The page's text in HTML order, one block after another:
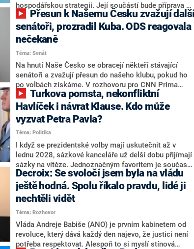
hospodářskou strategii. Její součástí bude příprava na
stárnutí populace, řekl ve středu na setkání s novináři
nový předseda lidovců Jan Grolich. Ten zároveň v
senátních volbách kandiduje ve Vyškově. Popsal i
aktivitu opozice, o níž vládní strany nebo političtí
komentátoři mluví jako o slabé a v defenzivě. „Je to
úmorná práce upozorňovat na chyby vlády. Ministři s
námi navíc nechodí do debat. Chceme ale ukazovat
svoje témata,“ odpověděl Grolich na dotaz CNN Prima
NEWS.
senátoři, prozradil Kuba. ODS reagovala
nečekaně
Téma: Senát
Na hnutí Naše Česko se obracejí někteří stávající
senátoři a zvažují přesun do našeho klubu, pokud ho
po volbách získáme. V rozhovoru pro CNN Prima
NEWS to řekl zakladatel hnutí a jihočeský hejtman
Martin Kuba. Konkrétní nebyl, ale získat by takto mohl
například senátora Zdeňka Hrabu, který je dnes
součástí klubu ODS a TOP 09. Hraba to na dotaz
redakce nevyloučil. Předseda klubu senátorů ODS
Zdeněk Nytra redakci řekl, že počítá s odchodem
některých senátorů z klubu a že Naše Česko není
nepřítel, ale soupeř.
Havlíček i návrat Klause. Kdo může
vyzvat Petra Pavla?
Téma: Politika
I když se prezidentské volby mají uskutečnit až v
lednu 2028, sázkové kanceláře už delší dobu přijímají
sázky na vítěze. Jednoznačným favoritem je současná
hlava státu Petr Pavel. Daleko za ním pak bookmakeři
zmiňují dva výrazné politiky ANO, tedy premiéra
Andreje Babiše a ministra průmyslu Karla Havlíčka.
Oblíbeným tipem samotných sázkařů je poslanec za
Motoristy Filip Turek. Politolog Jan Kubáček nicméně
o případné kandidatuře kohokoliv ze zmíněné trojice
značně pochybuje. Podle něj současná koalice dosud
nemá osobu, která by Pavlovi mohla konkurovat.
Decroix: Se svoločí jsem byla na vládu
ještě hodná. Spolu říkalo pravdu, lidé ji
nechtěli vidět
Téma: Rozhovor
Vláda Andreje Babiše (ANO) je prvním kabinetem od
revoluce, který dává každý den najevo, že justici není
potřeba respektovat. Alespoň to si myslí stínová